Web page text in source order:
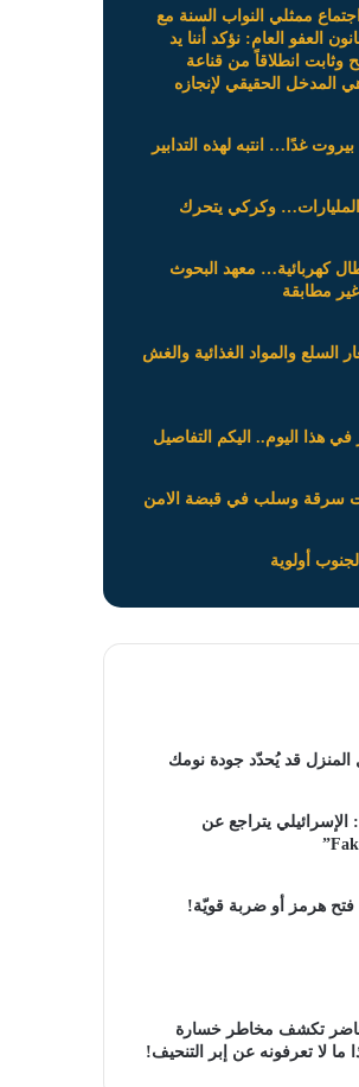
ممثلي النواب السنة مع
العفو العام: نؤكد أننا يد
وثابت انطلاقاً من قناعة
المدخل الحقيقي لإنجازه
غدًا… انتبه لهذه التدابير
وكركي يتحرك
كهربائية… معهد البحوث
مطابقة
السلع والمواد الغذائية والغش
في هذا اليوم.. اليكم التفاصيل
سرقة وسلب في قبضة الامن
أولوية
قد يُحدّد جودة نومك
يتراجع عن
فتح هرمز أو ضربة قويّة!
ناضر تكشف مخاطر خسارة
لا تعرفونه عن إبر التنحيف!